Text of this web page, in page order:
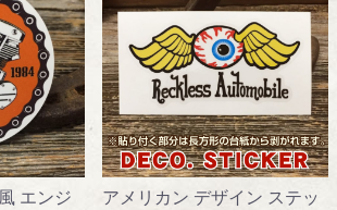
エンジ
アメリカン デザイン ステッ